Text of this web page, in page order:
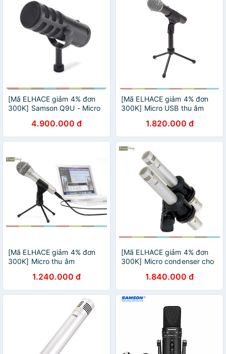
[Mã ELHACE giảm 4% đơn
300K] Samson Q9U - Micro
Nghiệp Cho Podcast,
Livestream Và Phòng Thu
4.900.000 đ
[Mã ELHACE giảm 4% đơn
300K] Micro USB thu âm
1.820.000 đ
[Mã ELHACE giảm 4% đơn
300K] Micro thu âm
1.240.000 đ
[Mã ELHACE giảm 4% đơn
300K] Micro condenser cho
1.840.000 đ